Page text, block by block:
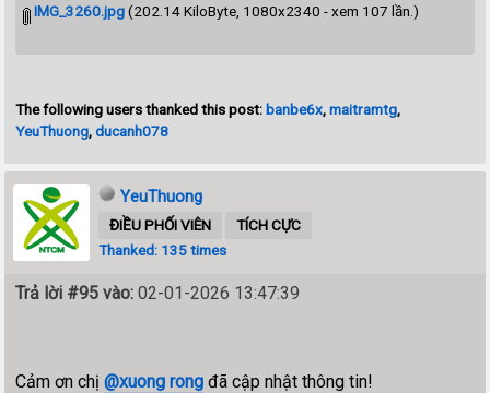
IMG_3260.jpg(202.14 KiloByte, 1080x2340 - xem 107 lần.)
The following users thanked this post: banbe6x,maitramtg,
YeuThuong,ducanh078
YeuThuong
ĐIỀU PHỐI VIÊN
TÍCH CỰC
Thanked: 135 times
Trả lời #95 vào: 02-01-2026 13:47:39
Cảm ơn chị@xuong rong đã cập nhật thông tin!